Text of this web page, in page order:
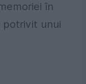
în
potrivit unui